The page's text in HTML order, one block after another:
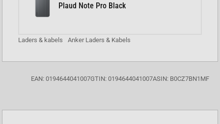
Plaud Note Pro Black
Laders & kabels Anker Laders & Kabels
EAN: 0194644041007GTIN: 0194644041007ASIN: B0CZ7BN1MF